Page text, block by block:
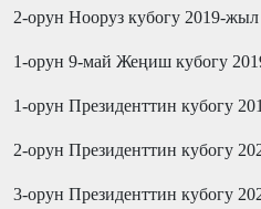
2-орун Нооруз кубогу 2019-
1-орун 9-май Жеңиш кубогу
1-орун Президенттин кубогу
2-орун Президенттин кубогу
3-орун Президенттин кубогу